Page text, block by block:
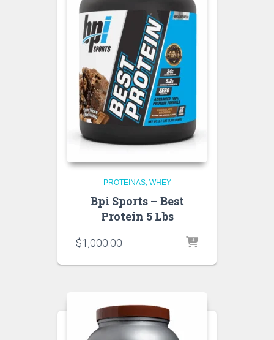
PROTEINAS WHEY
Bpi Sports – Best
Protein 5 Lbs
$1,000.00